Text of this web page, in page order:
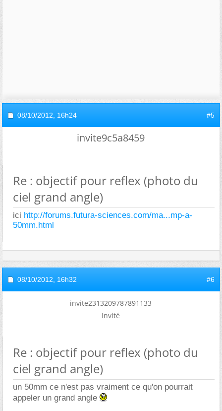
08/10/2012, 16h24 #5
invite9c5a8459
Re : objectif pour reflex (photo du
ciel grand angle)
ici http://forums.futura-sciences.com/ma...mp-a-
50mm.html
08/10/2012, 16h32 #6
invite2313209787891133
Invité
Re : objectif pour reflex (photo du
ciel grand angle)
un 50mm ce n'est pas vraiment ce qu'on pourrait
appeler un grand angle